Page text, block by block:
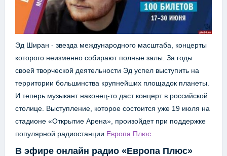
Эд Ширан - звезда международного масштаба, концерты
которого неизменно собирают полные залы. За годы
своей творческой деятельности Эд успел выступить на
территории большинства крупнейших площадок планеты.
И теперь музыкант наконец-то даст концерт в российской
столице. Выступление, которое состоится уже 19 июля на
стадионе «Открытие Арена», произойдет при поддержке
популярной радиостанции Европа Плюс.
В эфире онлайн радио «Европа Плюс»